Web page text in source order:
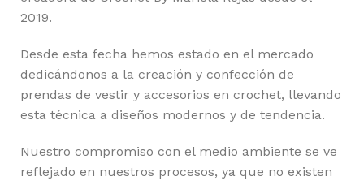
2019.
Desde esta fecha hemos estado en el mercado
dedicándonos a la creación y confección de
prendas de vestir y accesorios en crochet, llevando
esta técnica a diseños modernos y de tendencia.
Nuestro compromiso con el medio ambiente se ve
reflejado en nuestros procesos, ya que no existen